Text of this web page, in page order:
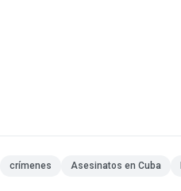
crímenes Asesinatos en Cuba